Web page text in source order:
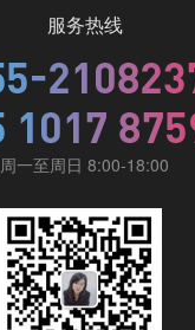
服务热线
周一至周日 8:00-18:00